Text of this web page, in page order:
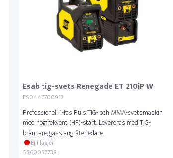
Esab tig-svets Renegade ET 210iP W
ES0447700912
Professionell 1-fas Puls TIG- och MMA-svetsmaskin
med högfrekvent (HF)-start. Levereras med TIG-
brännare, gasslang, återledare.
Ej i lager
5560057738